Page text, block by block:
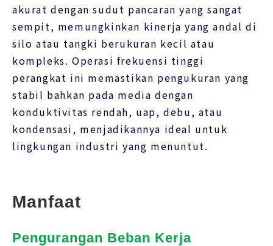
akurat dengan sudut pancaran yang sangat
sempit, memungkinkan kinerja yang andal di
silo atau tangki berukuran kecil atau
kompleks. Operasi frekuensi tinggi
perangkat ini memastikan pengukuran yang
stabil bahkan pada media dengan
konduktivitas rendah, uap, debu, atau
kondensasi, menjadikannya ideal untuk
lingkungan industri yang menuntut.
Manfaat
Pengurangan Beban Kerja